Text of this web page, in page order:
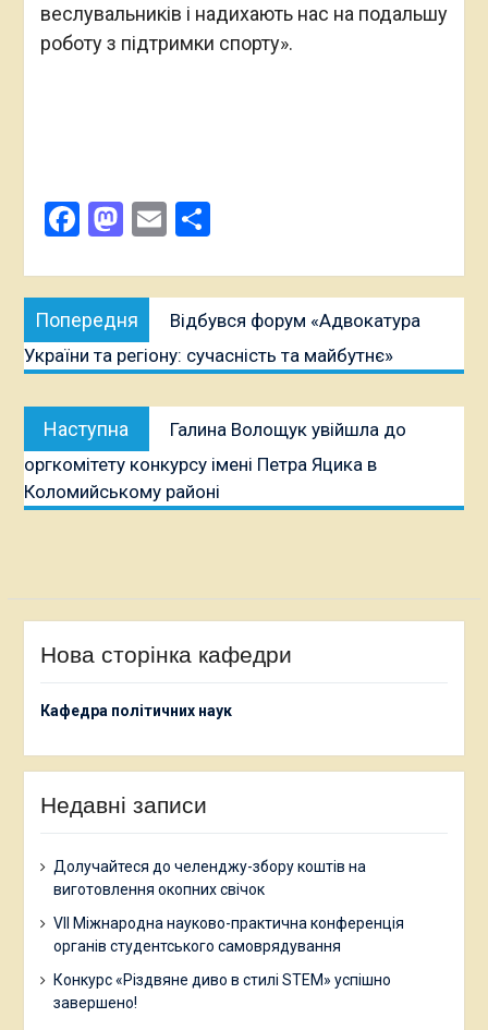
веслувальників і надихають нас на подальшу
роботу з підтримки спорту».
Facebook
Mastodon
EmailПоділитися
Навігація
записів
Попередня
Попередня
публікація:
Відбувся форум «Адвокатура
України та регіону: сучасність та майбутнє»
Наступна
публікація:
Галина Волощук увійшла до
оргкомітету конкурсу імені Петра Яцика в
Коломийському районі
Нова сторінка кафедри
Кафедра політичних наук
Недавні записи
Долучайтеся до челенджу-збору коштів на
виготовлення окопних свічок
VII Міжнародна науково-практична конференція
органів студентського самоврядування
Конкурс «Різдвяне диво в стилі STEM» успішно
завершено!